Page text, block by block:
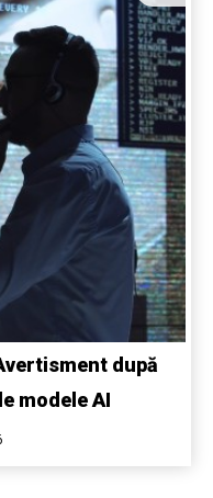
după
modele AI